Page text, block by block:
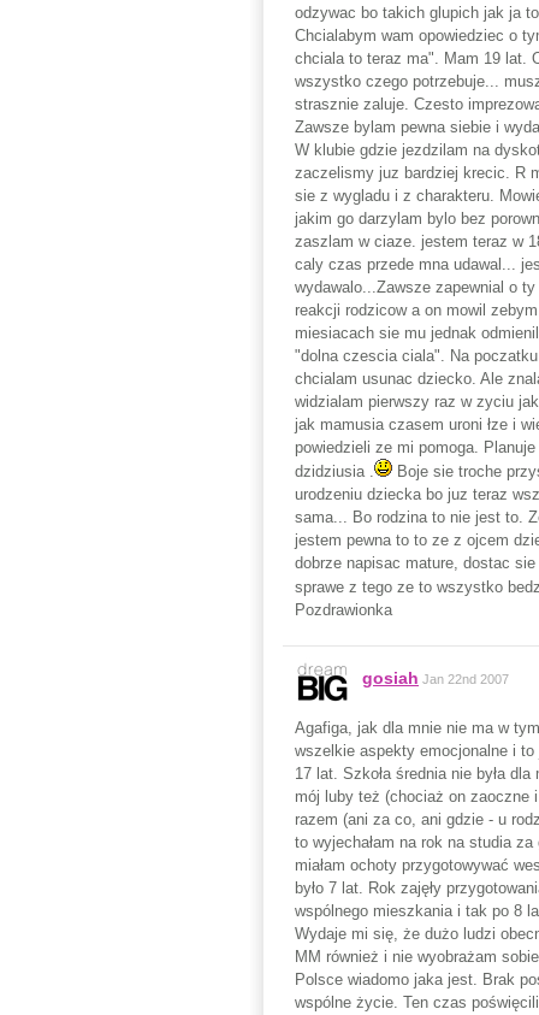
odzywac bo takich glupich jak ja
Chcialabym wam opowiedziec o
chciala to teraz ma". Mam 19 lat.
wszystko czego potrzebuje...
strasznie zaluje. Czesto
Zawsze bylam pewna siebie i
W klubie gdzie jezdzilam na
zaczelismy juz bardziej krecic. R
sie z wygladu i z charakteru.
jakim go darzylam bylo bez
zaszlam w ciaze. jestem teraz w
caly czas przede mna udawal...
wydawalo...Zawsze zapewnial o
reakcji rodzicow a on mowil
miesiacach sie mu jednak
"dolna czescia ciala". Na
chcialam usunac dziecko. Ale
widzialam pierwszy raz w zyciu
jak mamusia czasem uroni łze i
powiedzieli ze mi pomoga.
dzidziusia .
Boje sie troche
urodzeniu dziecka bo juz teraz
sama... Bo rodzina to nie jest to.
jestem pewna to to ze z ojcem
dobrze napisac mature, dostac
sprawe z tego ze to wszystko
Pozdrawionka
gosiah Jan 22nd 2007
Agafiga, jak dla mnie nie ma w
wszelkie aspekty emocjonalne i to
17 lat. Szkoła średnia nie była
mój luby też (chociaż on zaoczne
razem (ani za co, ani gdzie - u
to wyjechałam na rok na studia
miałam ochoty przygotowywać
było 7 lat. Rok zajęły
wspólnego mieszkania i tak po 8
Wydaje mi się, że dużo ludzi
MM również i nie wyobrażam
Polsce wiadomo jaka jest. Brak
wspólne życie. Ten czas